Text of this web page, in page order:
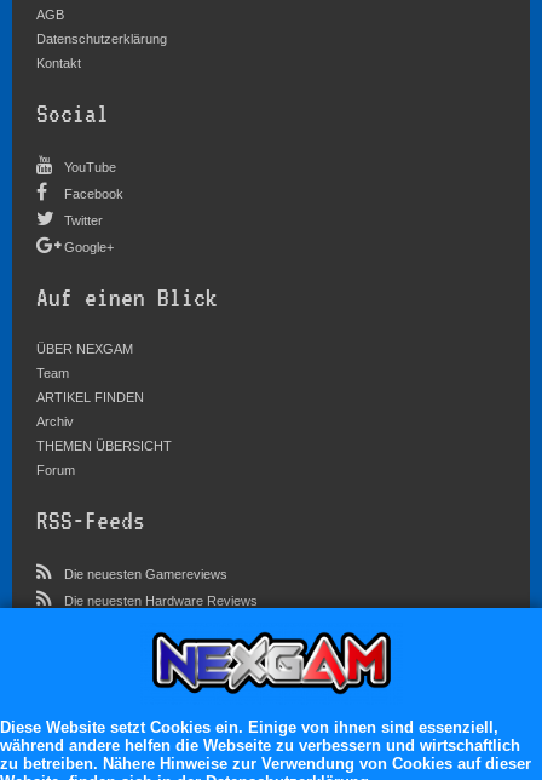
AGB
Datenschutzerklärung
Kontakt
Social
YouTube
Facebook
Twitter
Google+
Auf einen Blick
ÜBER NEXGAM
Team
ARTIKEL FINDEN
Archiv
THEMEN ÜBERSICHT
Forum
RSS-Feeds
Die neuesten Gamereviews
Die neuesten Hardware Reviews
Im Forum sind zur Zeit 3569 Benutzer online
Es erwarten dich:
Diese Website setzt Cookies ein. Einige von ihnen sind essenziell,
während andere helfen die Webseite zu verbessern und wirtschaftlich
zu betreiben. Nähere Hinweise zur Verwendung von Cookies auf dieser